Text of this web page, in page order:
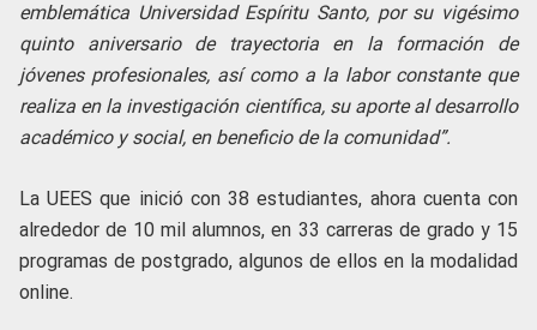
emblemática Universidad Espíritu Santo, por su vigésimo
quinto aniversario de trayectoria en la formación de
jóvenes profesionales, así como a la labor constante que
realiza en la investigación científica, su aporte al desarrollo
académico y social, en beneficio de la comunidad”.
La UEES que inició con 38 estudiantes, ahora cuenta con
alrededor de 10 mil alumnos, en 33 carreras de grado y 15
programas de postgrado, algunos de ellos en la modalidad
online.